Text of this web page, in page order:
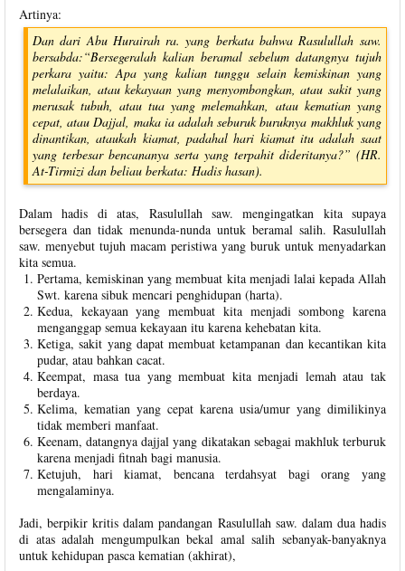
Artinya:
Dan dari Abu Hurairah ra. yang berkata bahwa Rasulullah saw.
bersabda:“Bersegeralah kalian beramal sebelum datangnya tujuh
perkara yaitu: Apa yang kalian tunggu selain kemiskinan yang
melalaikan, atau kekayaan yang menyombongkan, atau sakit yang
merusak tubuh, atau tua yang melemahkan, atau kematian yang
cepat, atau Dajjal, maka ia adalah seburuk buruknya makhluk yang
dinantikan, ataukah kiamat, padahal hari kiamat itu adalah saat
yang terbesar bencananya serta yang terpahit dideritanya?” (HR.
At-Tirmizi dan beliau berkata: Hadis hasan).
Dalam hadis di atas, Rasulullah saw. mengingatkan kita supaya
bersegera dan tidak menunda-nunda untuk beramal salih. Rasulullah
saw. menyebut tujuh macam peristiwa yang buruk untuk menyadarkan
kita semua.
Pertama, kemiskinan yang membuat kita menjadi lalai kepada Allah
Swt. karena sibuk mencari penghidupan (harta).
Kedua, kekayaan yang membuat kita menjadi sombong karena
menganggap semua kekayaan itu karena kehebatan kita.
Ketiga, sakit yang dapat membuat ketampanan dan kecantikan kita
pudar, atau bahkan cacat.
Keempat, masa tua yang membuat kita menjadi lemah atau tak
berdaya.
Kelima, kematian yang cepat karena usia/umur yang dimilikinya
tidak memberi manfaat.
Keenam, datangnya dajjal yang dikatakan sebagai makhluk terburuk
karena menjadi fitnah bagi manusia.
Ketujuh, hari kiamat, bencana terdahsyat bagi orang yang
mengalaminya.
Jadi, berpikir kritis dalam pandangan Rasulullah saw. dalam dua hadis
di atas adalah mengumpulkan bekal amal salih sebanyak-banyaknya
untuk kehidupan pasca kematian (akhirat),